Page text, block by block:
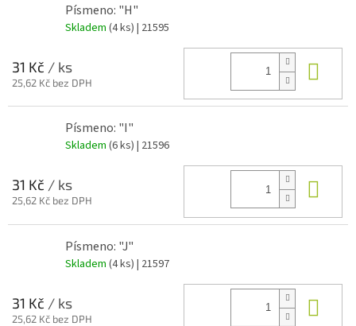
Písmeno: "H"
Skladem (4 ks) | 21595
31 Kč / ks
25,62 Kč bez DPH
Písmeno: "I"
Skladem (6 ks) | 21596
31 Kč / ks
25,62 Kč bez DPH
Písmeno: "J"
Skladem (4 ks) | 21597
31 Kč / ks
25,62 Kč bez DPH